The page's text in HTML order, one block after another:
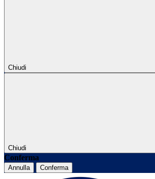
Chiudi
Chiudi
Conferma
Annulla Conferma